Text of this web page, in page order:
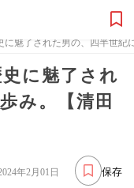
に魅了された男の、四半世
に魅了され
み。【清田
保存
年2月01日